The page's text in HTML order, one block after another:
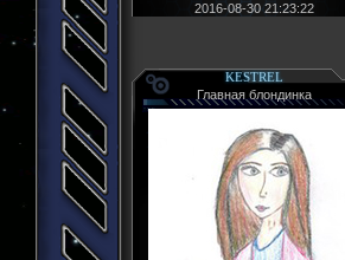
2016-08-30 21:23:22
KESTREL
Главная блондинка